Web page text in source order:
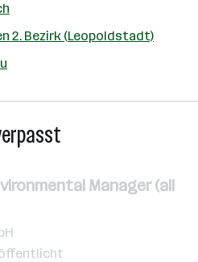
2. Bezirk (Leopoldstadt)
Manager (all